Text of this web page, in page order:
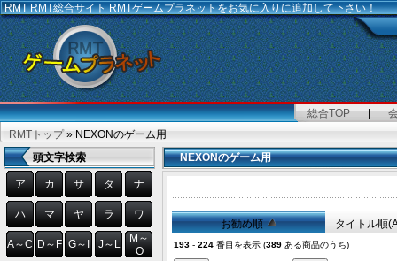
RMTRMT総合サイト RMTゲームプラネットをお気に入りに追加して下さい！
総合TOP |
RMTトップ » NEXONのゲーム用
頭文字検索
ア カ サ タ ナ
ハ マ ヤ ラ ワ
A～C D～F G～I J～L
M～
O
NEXONのゲーム用
お勧め順 タイトル順
193 - 224 番目を表示 (389 ある商品のうち)